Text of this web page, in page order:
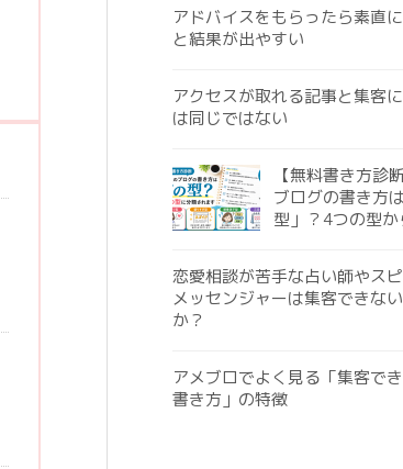
アドバイスをもらったら素直
と結果が出やすい
アクセスが取れる記事と集客
は同じではない
【無料書き方診
ブログの書き方
型」？4つの型
恋愛相談が苦手な占い師やス
メッセンジャーは集客できな
か？
アメブロでよく見る「集客で
書き方」の特徴